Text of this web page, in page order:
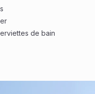
de bain